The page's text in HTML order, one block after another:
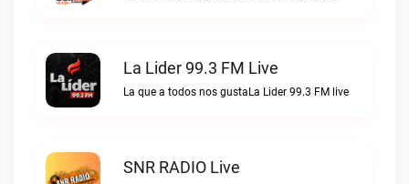
La Lider 99.3 FM Live
La que a todos nos gustaLa Lider 99.3 FM live
SNR RADIO Live